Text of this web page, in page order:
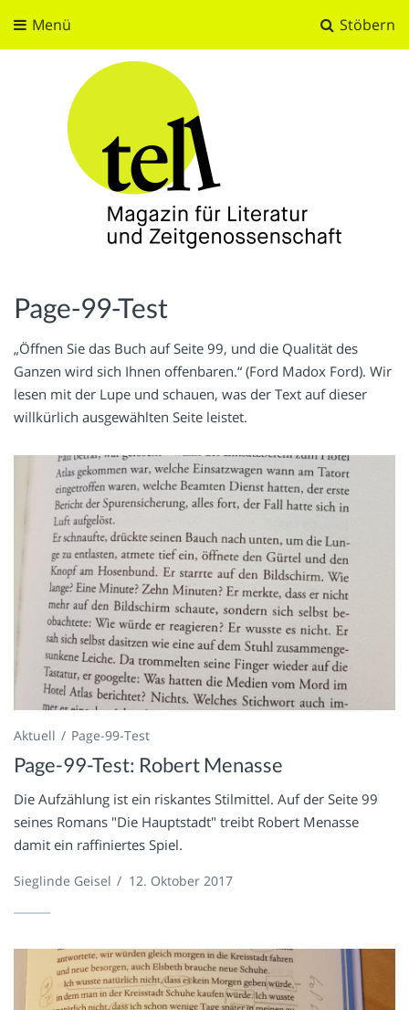
Stöbern
Menü
Page-99-Test
„Öffnen Sie das Buch auf Seite 99, und die Qualität des
Ganzen wird sich Ihnen offenbaren.“ (Ford Madox Ford). Wir
lesen mit der Lupe und schauen, was der Text auf dieser
willkürlich ausgewählten Seite leistet.
Aktuell Page-99-Test
Page-99-Test: Robert Menasse
Die Aufzählung ist ein riskantes Stilmittel. Auf der Seite 99
seines Romans "Die Hauptstadt" treibt Robert Menasse
damit ein raffiniertes Spiel.
Sieglinde Geisel / 12. Oktober 2017